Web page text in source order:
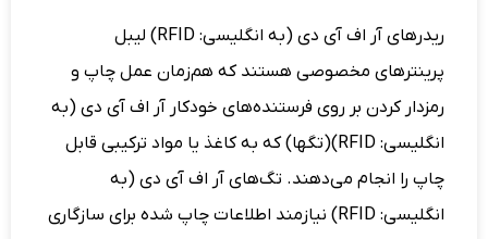
ریدرهای آر اف آی دی (به انگلیسی: RFID) لیبل
پرینترهای مخصوصی هستند که هم‌زمان عمل چاپ و
رمزدار کردن بر روی فرستنده‌های خودکار آر اف آی دی (به
انگلیسی: RFID)(تگها) که به کاغذ یا مواد ترکیبی قابل
چاپ را انجام می‌دهند. تگ‌های آر اف آی دی (به
انگلیسی: RFID) نیازمند اطلاعات چاپ شده برای سازگاری